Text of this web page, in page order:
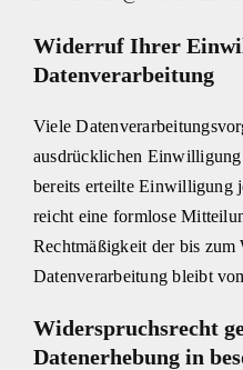
Widerruf Ihrer
Datenverarbeitung
Viele
ausdrücklichen
bereits erteilte Einwilligung
reicht eine formlose
Rechtmäßigkeit der bis
Datenverarbeitung bleibt
Widerspruchsrecht
Datenerhebung in